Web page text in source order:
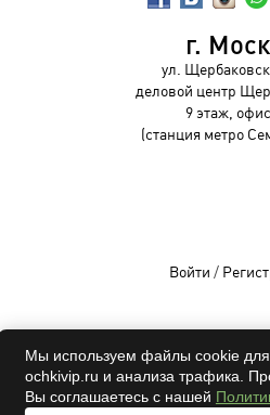
г.
ул.
деловой центр
9 этаж,
(станция метро
Войти /
OCHKIVIP
Все права
Мы используем файлы cookie
ochkivip.ru и анализа трафика.
Вы соглашаетесь с нашей